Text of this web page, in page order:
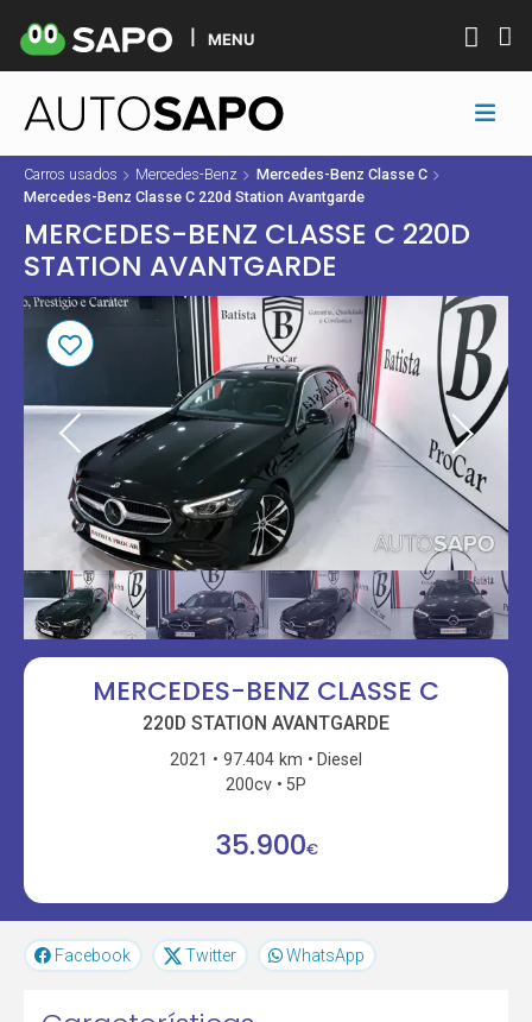
MENU
Carros usados Mercedes-Benz
Mercedes-Benz Classe C
Mercedes-Benz Classe C 220d Station Avantgarde
MERCEDES-BENZ CLASSE C 220D
STATION AVANTGARDE
MERCEDES-BENZ CLASSE C
220D STATION AVANTGARDE
2021 97.404 km
Diesel
200cv
5P
35.900€
Facebook Twitter WhatsApp